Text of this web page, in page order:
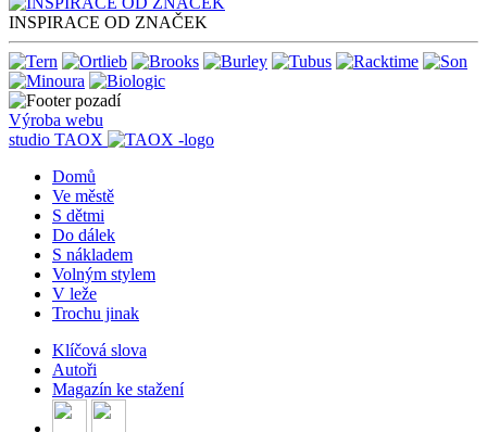
INSPIRACE OD ZNAČEK
Výroba webu
studio TAOX
Domů
Ve městě
S dětmi
Do dálek
S nákladem
Volným stylem
V leže
Trochu jinak
Klíčová slova
Autoři
Magazín ke stažení